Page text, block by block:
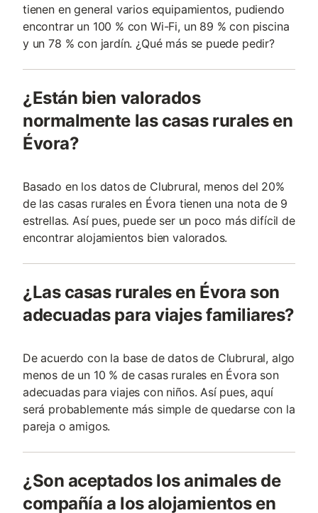
tienen en general varios equipamientos, pudiendo
encontrar un 100 % con Wi-Fi, un 89 % con piscina
y un 78 % con jardín. ¿Qué más se puede pedir?
¿Están bien valorados
normalmente las casas rurales en
Évora?
Basado en los datos de Clubrural, menos del 20%
de las casas rurales en Évora tienen una nota de 9
estrellas. Así pues, puede ser un poco más difícil de
encontrar alojamientos bien valorados.
¿Las casas rurales en Évora son
adecuadas para viajes familiares?
De acuerdo con la base de datos de Clubrural, algo
menos de un 10 % de casas rurales en Évora son
adecuadas para viajes con niños. Así pues, aquí
será probablemente más simple de quedarse con la
pareja o amigos.
¿Son aceptados los animales de
compañía a los alojamientos en